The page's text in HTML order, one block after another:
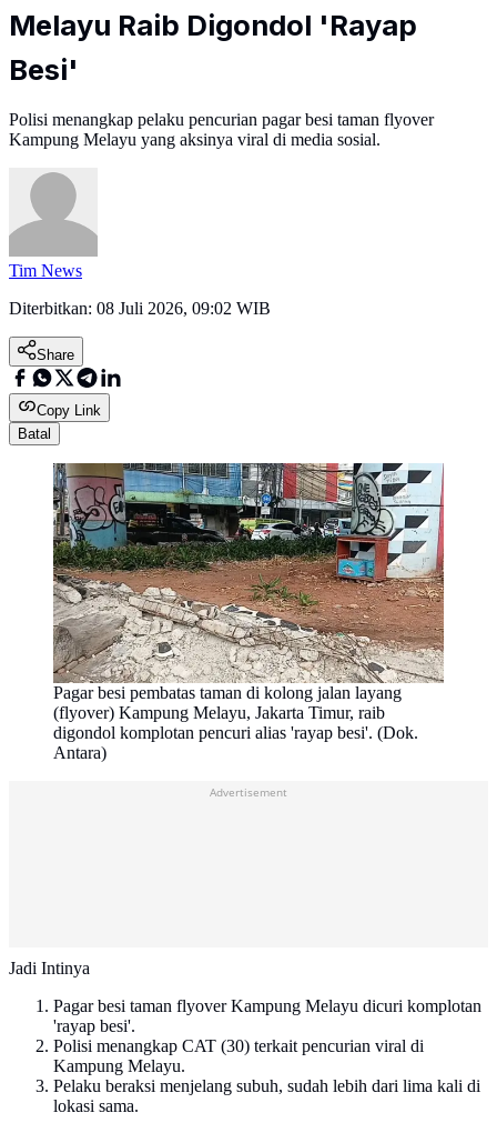
Melayu Raib Digondol 'Rayap
Besi'
Polisi menangkap pelaku pencurian pagar besi taman flyover
Kampung Melayu yang aksinya viral di media sosial.
Tim News
Diterbitkan: 08 Juli 2026, 09:02 WIB
Share
Copy Link
Batal
Pagar besi pembatas taman di kolong jalan layang
(flyover) Kampung Melayu, Jakarta Timur, raib
digondol komplotan pencuri alias 'rayap besi'. (Dok.
Antara)
Advertisement
Jadi Intinya
Pagar besi taman flyover Kampung Melayu dicuri komplotan
'rayap besi'.
Polisi menangkap CAT (30) terkait pencurian viral di
Kampung Melayu.
Pelaku beraksi menjelang subuh, sudah lebih dari lima kali di
lokasi sama.